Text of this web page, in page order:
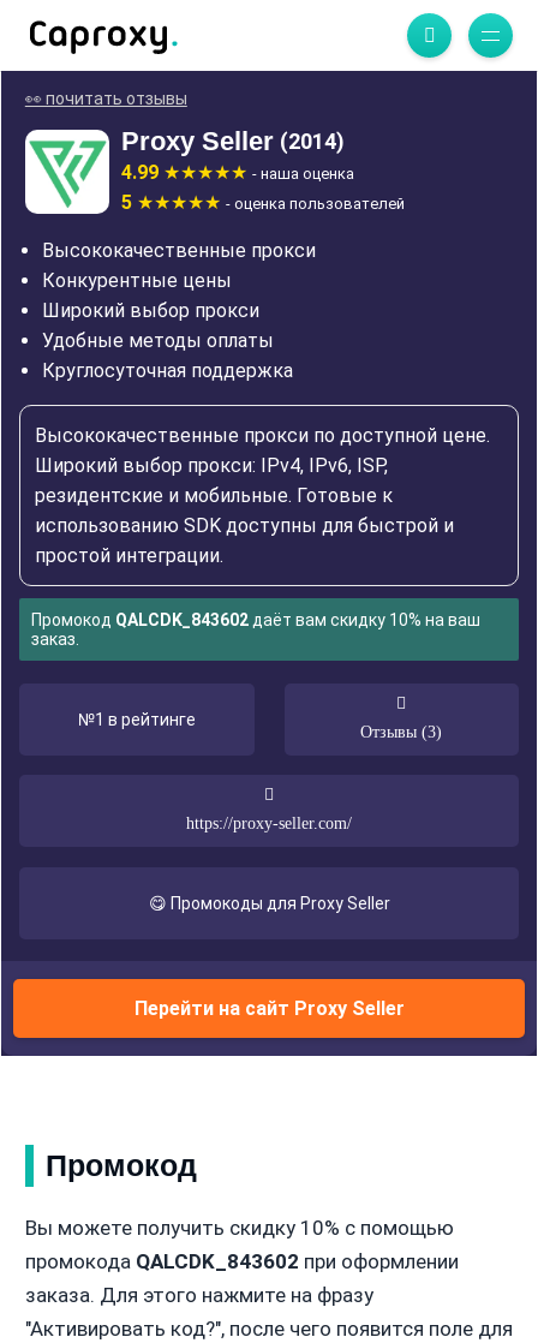
👀 почитать отзывы
Proxy Seller (2014)
4.99 - наша оценка
5 - оценка пользователей
Высококачественные прокси
Конкурентные цены
Широкий выбор прокси
Удобные методы оплаты
Круглосуточная поддержка
Высококачественные прокси по доступной цене.
Широкий выбор прокси: IPv4, IPv6, ISP,
резидентские и мобильные. Готовые к
использованию SDK доступны для быстрой и
простой интеграции.
Промокод QALCDK_843602даёт вам скидку 10% на ваш
заказ.
№1 в рейтинге
Отзывы (3)
https://proxy-seller.com/
😋 Промокоды для Proxy Seller
Перейти на сайт Proxy Seller
Промокод
Вы можете получить скидку 10% с помощью
промокода QALCDK_843602 при оформлении
заказа. Для этого нажмите на фразу
"Активировать код?", после чего появится поле для